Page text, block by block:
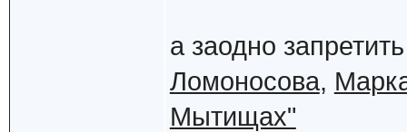
а заодно
Ломоносова,
Мытищах"